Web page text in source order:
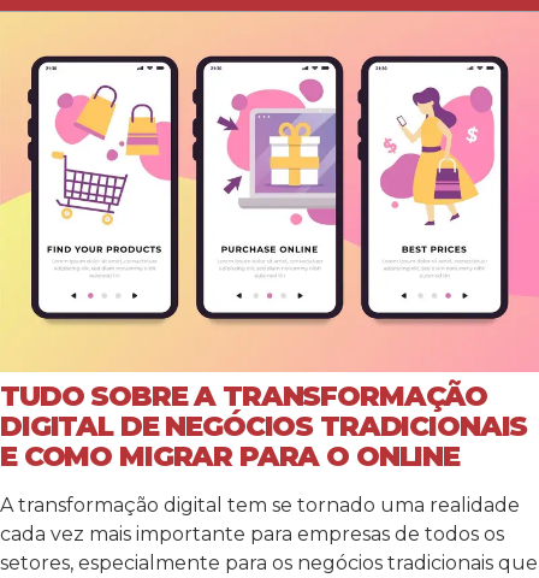
TUDO SOBRE A TRANSFORMAÇÃO
DIGITAL DE NEGÓCIOS TRADICIONAIS
E COMO MIGRAR PARA O ONLINE
A transformação digital tem se tornado uma realidade
cada vez mais importante para empresas de todos os
setores, especialmente para os negócios tradicionais que